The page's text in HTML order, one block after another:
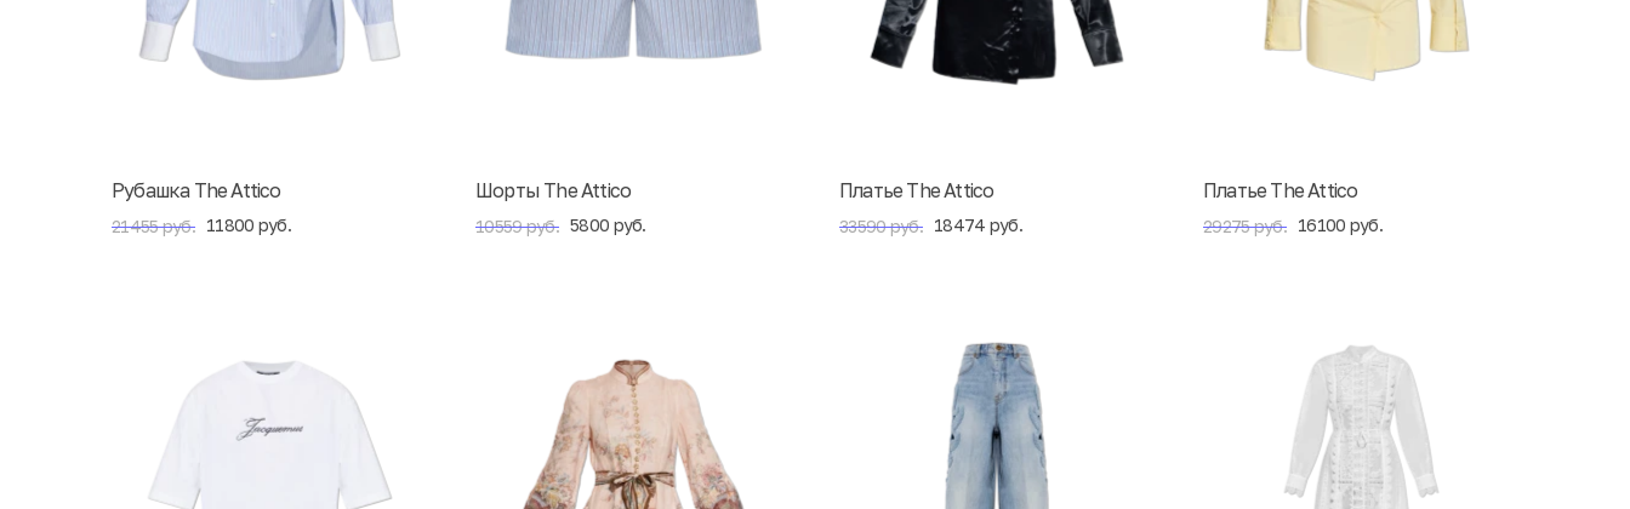
Рубашка The Attico
21455 руб. 11800 руб.
Шорты The Attico
10559 руб. 5800 руб.
Платье The Attico
33590 руб. 18474 руб.
Платье The Attico
29275 руб. 16100 руб.